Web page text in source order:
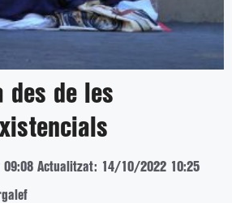
des de les
09:08 Actualitzat: 14/10/2022 10:25